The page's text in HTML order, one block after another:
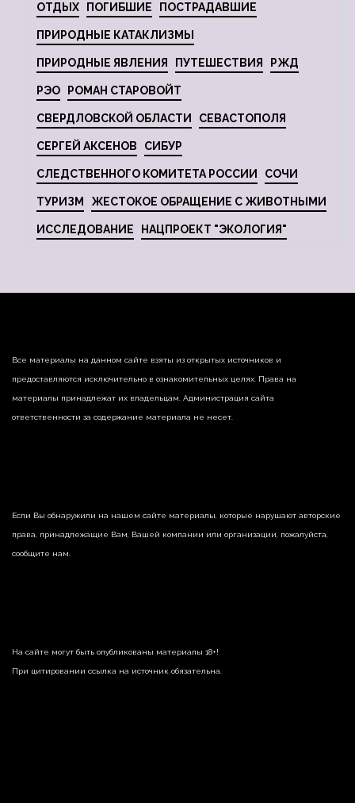
ОТДЫХ ПОГИБШИЕ ПОСТРАДАВШИЕ
ПРИРОДНЫЕ КАТАКЛИЗМЫ
ПРИРОДНЫЕ ЯВЛЕНИЯ ПУТЕШЕСТВИЯ РЖД
РЭО РОМАН СТАРОВОЙТ
СВЕРДЛОВСКОЙ ОБЛАСТИ СЕВАСТОПОЛЯ
СЕРГЕЙ АКСЕНОВ СИБУР
СЛЕДСТВЕННОГО КОМИТЕТА РОССИИ СОЧИ
ТУРИЗМ ЖЕСТОКОЕ ОБРАЩЕНИЕ С ЖИВОТНЫМИ
ИССЛЕДОВАНИЕ НАЦПРОЕКТ "ЭКОЛОГИЯ"
Все материалы на данном сайте взяты из открытых источников и
предоставляются исключительно в ознакомительных целях. Права на
материалы принадлежат их владельцам. Администрация сайта
ответственности за содержание материала не несет.
Если Вы обнаружили на нашем сайте материалы, которые нарушают авторские
права, принадлежащие Вам, Вашей компании или организации, пожалуйста,
сообщите нам.
На сайте могут быть опубликованы материалы 18+!
При цитировании ссылка на источник обязательна.